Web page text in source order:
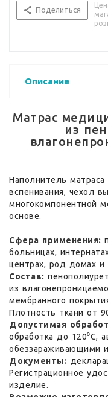
Поделиться
Описание
Матрас
из
Наполнитель матраса
вспенивания, чехол
многокомпонентной
основе.
Сфера применения:
больницах,
центрах, род домах и
Состав:
из
мембранного
Плотность ткани от
Допустимая
обработка до 120⁰С,
обеззараживающими
Документы:
Регистрационное
изделие.